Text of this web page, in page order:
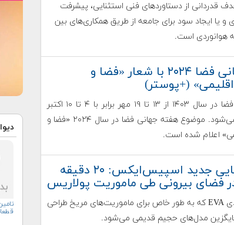
قدردانی از دستاوردهای فنی استثنایی، پیشرفت
و یا ایجاد سود برای جامعه از طریق همکاری‌های بین
هوانوردی است.
هفته جهانی فضا ۲۰۲۴ با شعار «فضا و
(+پوستر)
هفته جهانی فضا در سال ۱۴۰۳ از ۱۳ تا ۱۹ مهر برابر با ۴ تا ۱۰ اکتبر
۲۰۲۴ برگزار می‌شود. موضوع هفته جهانی فضا در سال ۲۰۲۴ «فضا و
اعلام شده است.
لباس‌ فضایی جدید اسپیس‌ایکس: ۲۰ دقیقه
فضای بیرونی طی ماموریت پولاریس
لباس فضانوردی EVA که به طور خاص برای ماموریت‌های مریخ طراحی
مدل‌های حجیم قدیمی می‌شود.